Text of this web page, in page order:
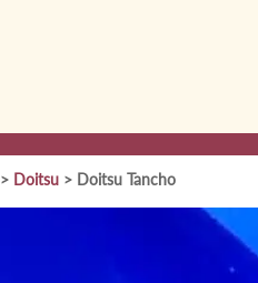
> Doitsu > Doitsu Tancho